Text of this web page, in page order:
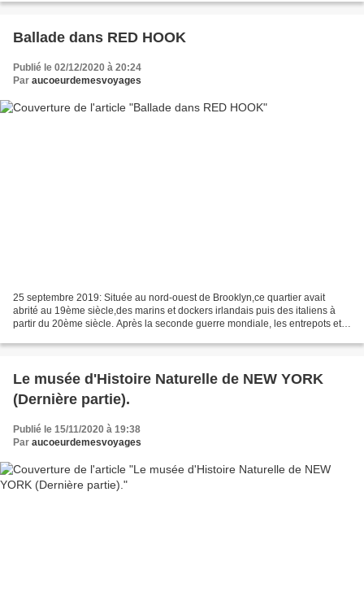
Ballade dans RED HOOK
Publié le 02/12/2020 à 20:24
Par aucoeurdemesvoyages
25 septembre 2019: Située au nord-ouest de Brooklyn,ce quartier avait
abrité au 19ème siècle,des marins et dockers irlandais puis des italiens à
partir du 20ème siècle. Après la seconde guerre mondiale, les entrepots et
Le musée d'Histoire Naturelle de NEW YORK
(Dernière partie).
Publié le 15/11/2020 à 19:38
Par aucoeurdemesvoyages